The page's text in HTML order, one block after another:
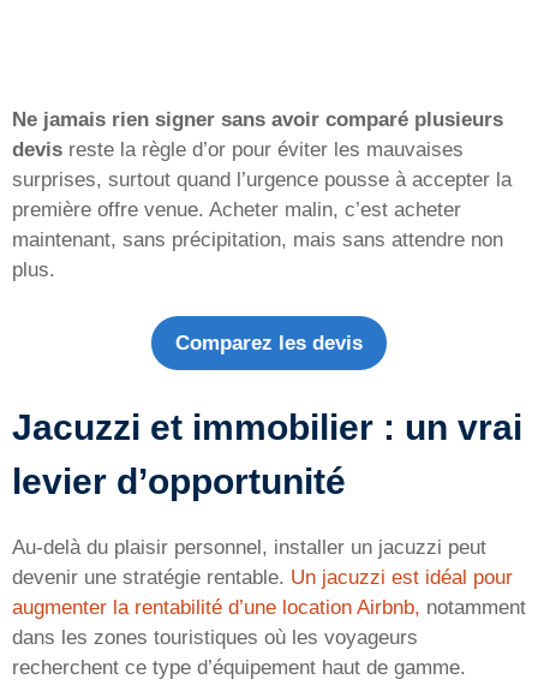
Ne jamais rien signer sans avoir comparé plusieurs
devis reste la règle d’or pour éviter les mauvaises
surprises, surtout quand l’urgence pousse à accepter la
première offre venue. Acheter malin, c’est acheter
maintenant, sans précipitation, mais sans attendre non
plus.
Comparez les devis
Jacuzzi et immobilier : un vrai
levier d’opportunité
Au-delà du plaisir personnel, installer un jacuzzi peut
devenir une stratégie rentable. Un jacuzzi est idéal pour
augmenter la rentabilité d’une location Airbnb, notamment
dans les zones touristiques où les voyageurs
recherchent ce type d’équipement haut de gamme.